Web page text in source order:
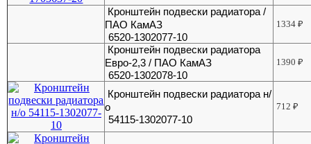
Кронштейн подвески радиатора /
ПАО КамАЗ
6520-1302077-10
1334₽
Кронштейн подвески радиатора
Евро-2,3 / ПАО КамАЗ
6520-1302078-10
1390₽
Кронштейн подвески радиатора н/
о
54115-1302077-10
712₽